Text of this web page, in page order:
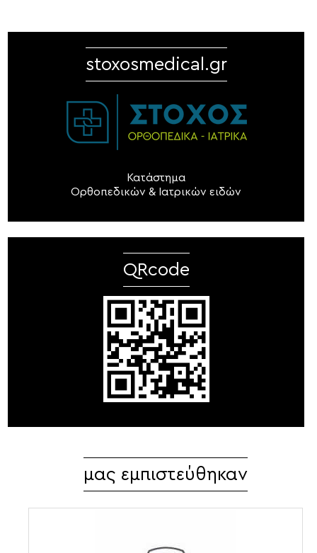
stoxosmedical.gr
Κατάστημα
Ορθοπεδικών & Ιατρικών ειδών
QRcode
μας εμπιστεύθηκαν